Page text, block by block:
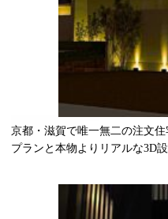
京都・滋賀で唯一無二の注文
プランと本物よりリアルな3D